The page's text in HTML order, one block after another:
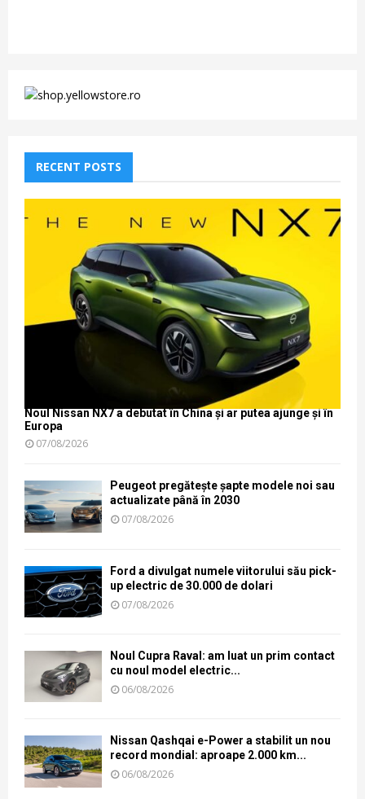
RECENT POSTS
Noul Nissan NX7 a debutat în China și ar putea ajunge și în
Europa
07/08/2026
Peugeot pregătește șapte modele noi sau
actualizate până în 2030
07/08/2026
Ford a divulgat numele viitorului său pick-
up electric de 30.000 de dolari
07/08/2026
Noul Cupra Raval: am luat un prim contact
cu noul model electric...
06/08/2026
Nissan Qashqai e-Power a stabilit un nou
record mondial: aproape 2.000 km...
06/08/2026